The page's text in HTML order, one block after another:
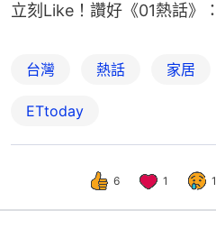
立刻Like！讚好《01熱話》：
台灣 熱話 家居
ETtoday
6 1 1